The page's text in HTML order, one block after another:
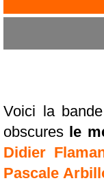
Voici la
obscures le
Didier
Pascale